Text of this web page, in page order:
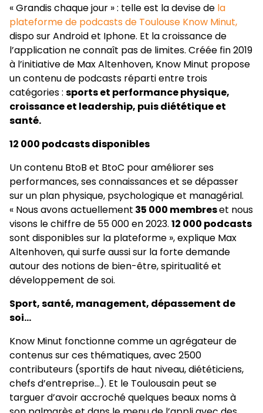
« Grandis chaque jour » : telle est la devise de la
plateforme de podcasts de Toulouse Know Minut,
dispo sur Android et Iphone. Et la croissance de
l’application ne connaît pas de limites. Créée fin 2019
à l’initiative de Max Altenhoven, Know Minut propose
un contenu de podcasts réparti entre trois
catégories : sports et performance physique,
croissance et leadership, puis diététique et
santé.
12 000 podcasts disponibles
Un contenu BtoB et BtoC pour améliorer ses
performances, ses connaissances et se dépasser
sur un plan physique, psychologique et managérial.
« Nous avons actuellement 35 000 membreset nous
visons le chiffre de 55 000 en 2023. 12 000 podcasts
sont disponibles sur la plateforme », explique Max
Altenhoven, qui surfe aussi sur la forte demande
autour des notions de bien-être, spiritualité et
développement de soi.
Sport, santé, management, dépassement de
soi…
Know Minut fonctionne comme un agrégateur de
contenus sur ces thématiques, avec 2500
contributeurs (sportifs de haut niveau, diététiciens,
chefs d’entreprise…). Et le Toulousain peut se
targuer d’avoir accroché quelques beaux noms à